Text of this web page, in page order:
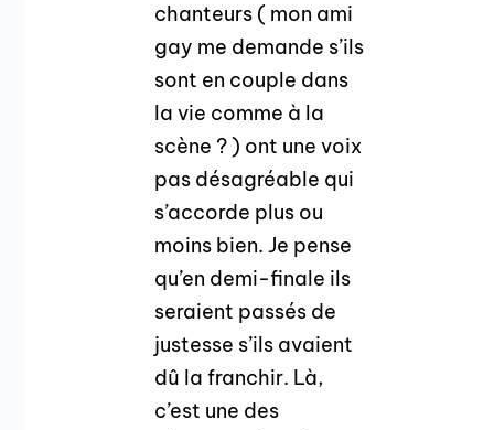
chanteurs ( mon ami
gay me demande s’ils
sont en couple dans
la vie comme à la
scène ? ) ont une voix
pas désagréable qui
s’accorde plus ou
moins bien. Je pense
qu’en demi-finale ils
seraient passés de
justesse s’ils avaient
dû la franchir. Là,
c’est une des